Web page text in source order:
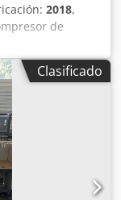
2018,
de
Datos
Motor de 7,5
de
zł Dsdpfx
un
Clasificado